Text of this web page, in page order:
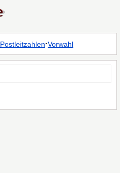
Postleitzahlen·Vorwahl